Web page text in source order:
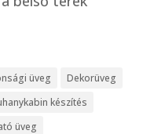
üveg
Dekorüveg
készítés
üveg